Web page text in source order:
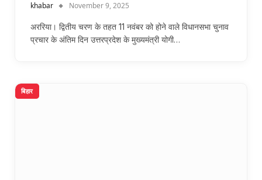
khabar November 9, 2025
अररिया। द्वितीय चरण के तहत 11 नवंबर को होने वाले विधानसभा चुनाव
प्रचार के अंतिम दिन उत्तरप्रदेश के मुख्यमंत्री योगी…
बिहार